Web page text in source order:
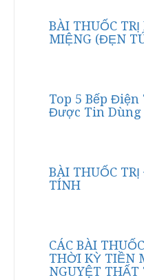
BÀI THUỐC
MIỆNG (ĐẸN
Top 5 Bếp
Được Tin Dùng
BÀI THUỐC
TÍNH
CÁC BÀI
THỜI KỲ TIỀN
NGUYỆT